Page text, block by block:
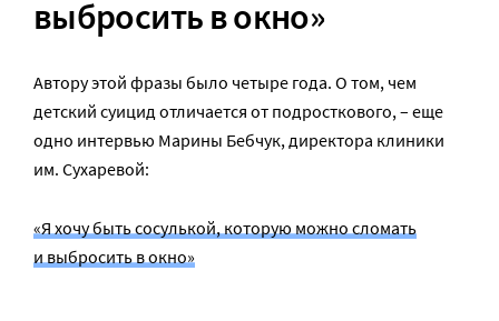
выбросить в окно»
Автору этой фразы было четыре года. О том, чем
детский суицид отличается от подросткового, – еще
одно интервью Марины Бебчук, директора клиники
им. Сухаревой:
«Я хочу быть сосулькой, которую можно сломать
и выбросить в окно»